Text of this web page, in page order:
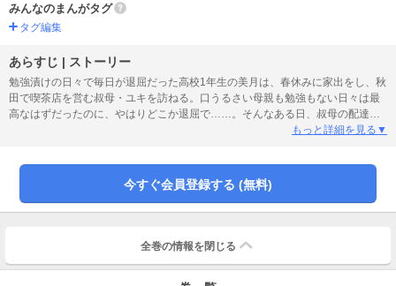
みんなのまんがタグ
タグ編集
あらすじ | ストーリー
勉強漬けの日々で毎日が退屈だった高校1年生の美月は、春休みに家出をし、秋
田で喫茶店を営む叔母・ユキを訪ねる。口うるさい母親も勉強もない日々は最
高なはずだったのに、やはりどこか退屈で……。そんなある日、叔母の配達に
付きそい地元の高校へ。そこで美月は、音楽と動く隊列で作られるマーチング
もっと詳細を見る▼
今すぐ会員登録する (無料)
全巻の情報を 閉じる